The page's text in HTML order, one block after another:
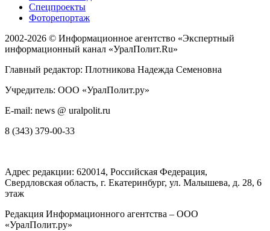
Спецпроекты
Фоторепортаж
2002-2026 © Информационное агентство «Экспертный
информационный канал «УралПолит.Ru»
Главный редактор: Плотникова Надежда Семеновна
Учредитель: ООО «УралПолит.ру»
E-mail: news @ uralpolit.ru
8 (343) 379-00-33
Адрес редакции: 620014, Российская Федерация,
Свердловская область, г. Екатеринбург, ул. Малышева, д. 28, 6
этаж
Редакция Информационного агентства – ООО
«УралПолит.ру»